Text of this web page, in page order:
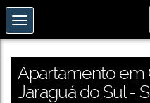
Apartamento em
Jaraguá do Sul -